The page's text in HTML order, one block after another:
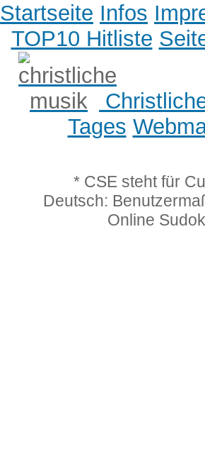
Startseite Infos
TOP10 Hitliste
Tages
* CSE steht für
Deutsch:
Online